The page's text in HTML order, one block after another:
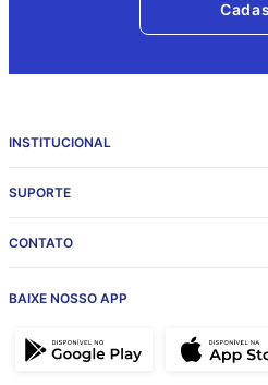
INSTITUCIONAL
SUPORTE
CONTATO
BAIXE NOSSO APP